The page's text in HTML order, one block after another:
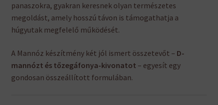
panaszokra, gyakran keresnek olyan természetes
megoldást, amely hosszú távon is támogathatja a
húgyutak megfelelő működését.
A Mannóz készítmény két jól ismert összetevőt – D-
mannózt és tőzegáfonya-kivonatot – egyesít egy
gondosan összeállított formulában.